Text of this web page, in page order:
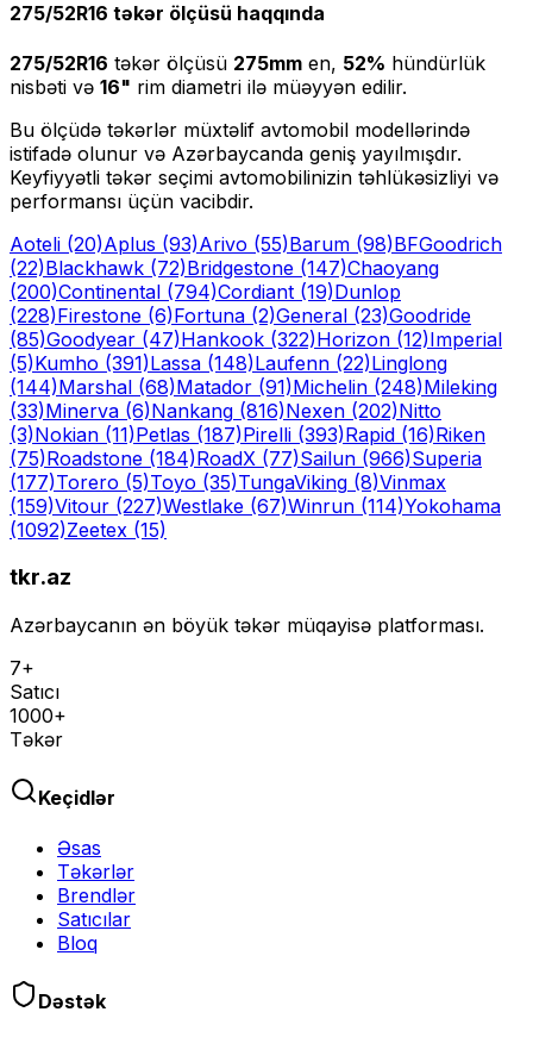
275/52R16 təkər ölçüsü haqqında
275/52R16 təkər ölçüsü 275mm en, 52% hündürlük
nisbəti və 16" rim diametri ilə müəyyən edilir.
Bu ölçüdə təkərlər müxtəlif avtomobil modellərində
istifadə olunur və Azərbaycanda geniş yayılmışdır.
Keyfiyyətli təkər seçimi avtomobilinizin təhlükəsizliyi və
performansı üçün vacibdir.
Aoteli (20)Aplus (93)Arivo (55)Barum (98)BFGoodrich
(22)Blackhawk (72)Bridgestone (147)Chaoyang
(200)Continental (794)Cordiant (19)Dunlop
(228)Firestone (6)Fortuna (2)General (23)Goodride
(85)Goodyear (47)Hankook (322)Horizon (12)Imperial
(5)Kumho (391)Lassa (148)Laufenn (22)Linglong
(144)Marshal (68)Matador (91)Michelin (248)Mileking
(33)Minerva (6)Nankang (816)Nexen (202)Nitto
(3)Nokian (11)Petlas (187)Pirelli (393)Rapid (16)Riken
(75)Roadstone (184)RoadX (77)Sailun (966)Superia
(177)Torero (5)Toyo (35)TungaViking (8)Vinmax
(159)Vitour (227)Westlake (67)Winrun (114)Yokohama
(1092)Zeetex (15)
tkr.az
Azərbaycanın ən böyük təkər müqayisə platforması.
7+
Satıcı
1000+
Təkər
Keçidlər
Əsas
Təkərlər
Brendlər
Satıcılar
Bloq
Dəstək